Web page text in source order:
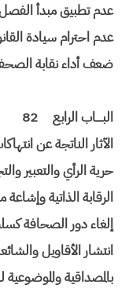
عدم تطبيق مبدأ
عدم احترام سيادة
ضعف أداء نقابة
البــــاب الرابع
82
الآثار الناتجة عن
حرية الرأي والتعبير
الرقابة الذاتية
إلغاء دور الصحافة
انتشار الأقاويل
بالمصداقية